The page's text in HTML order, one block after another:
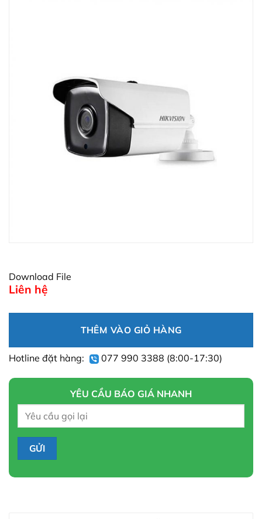
Download File
Liên hệ
THÊM VÀO GIỎ HÀNG
Hotline đặt hàng: 077 990 3388 (8:00-17:30)
YÊU CẦU BÁO GIÁ NHANH